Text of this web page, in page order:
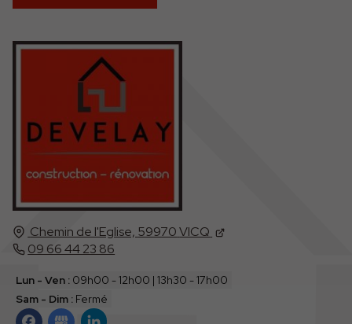
Chemin de l'Eglise, 59970VICQ
09 66 44 23 86
Lun - Ven : 09h00 - 12h00 | 13h30 - 17h00
Sam - Dim : Fermé